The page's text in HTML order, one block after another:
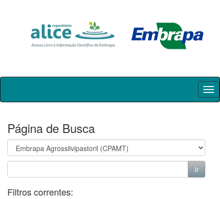
Skip
Página de Busca
Filtros correntes: